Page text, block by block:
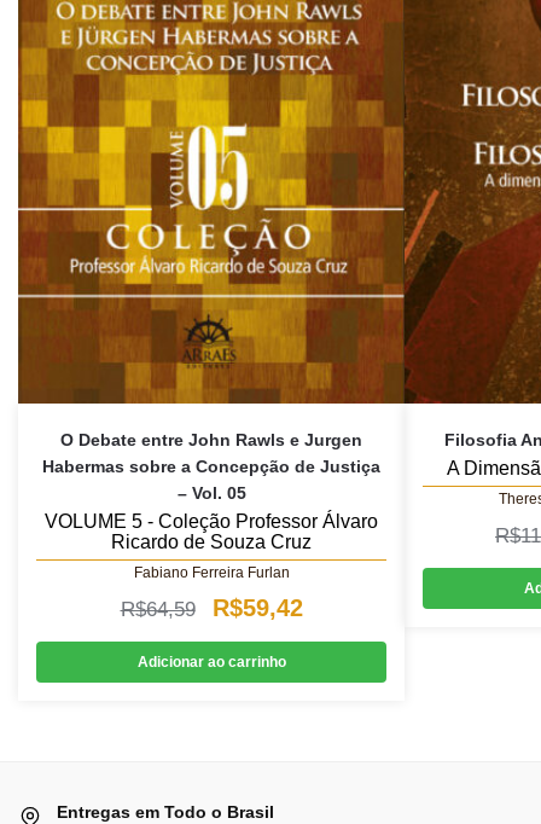
O Debate entre John Rawls e Jurgen
Habermas sobre a Concepção de Justiça
– Vol. 05
VOLUME 5 - Coleção Professor Álvaro
Ricardo de Souza Cruz
Fabiano Ferreira Furlan
R$64,59
O
preço
original
R$59,42O
preço
atual
Adicionar ao carrinho
Filosofia
A
R$
Entregas em Todo o Brasil